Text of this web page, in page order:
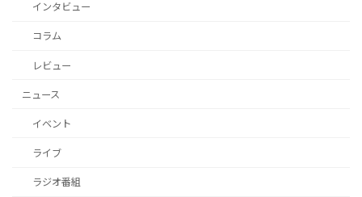
インタビュー
コラム
レビュー
ニュース
イベント
ライブ
ラジオ番組